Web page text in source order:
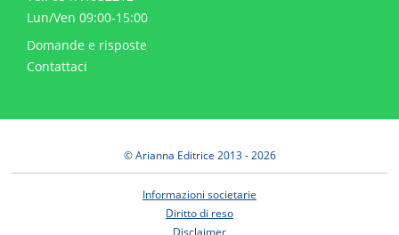
Lun/Ven 09:00-15:00
Domande e risposte
Contattaci
© Arianna Editrice 2013 - 2026
Informazioni societarie
Diritto di reso
Disclaimer